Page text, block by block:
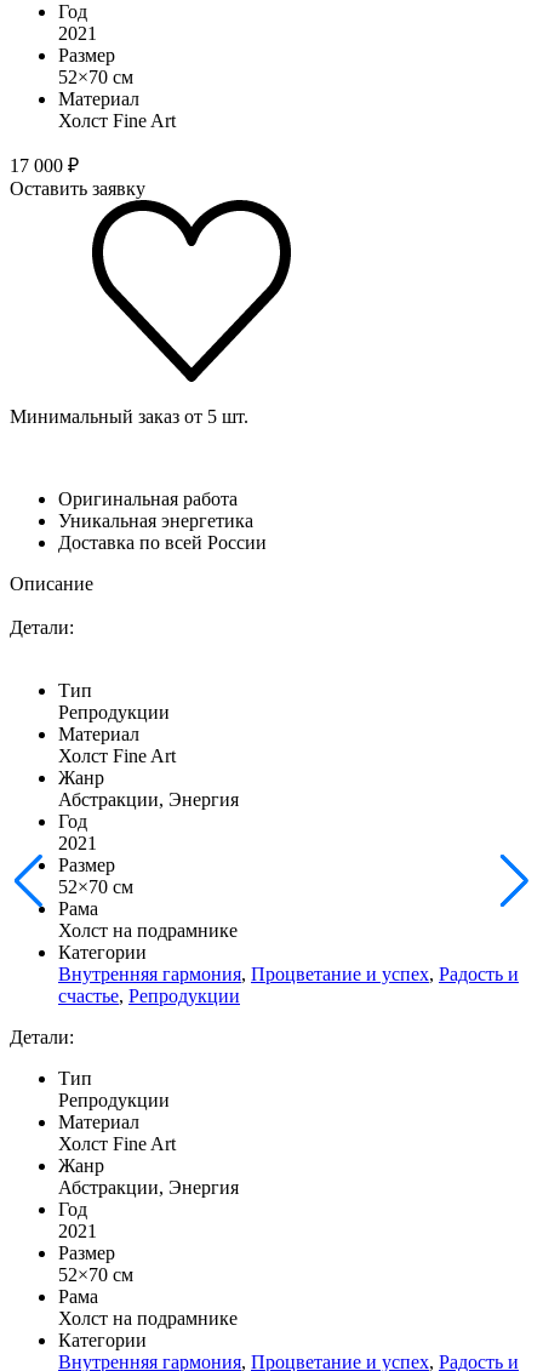
Год
2021
Размер
52×70 см
Материал
Холст Fine Art
17 000 ₽
Оставить заявку
Минимальный заказ от 5 шт.
Оригинальная работа
Уникальная энергетика
Доставка по всей России
Описание
Детали:
Тип
Репродукции
Материал
Холст Fine Art
Жанр
Абстракции, Энергия
Год
2021
Размер
52×70 см
Рама
Холст на подрамнике
Категории
Внутренняя гармония, Процветание и успех, Радость и
счастье, Репродукции
Детали:
Тип
Репродукции
Материал
Холст Fine Art
Жанр
Абстракции, Энергия
Год
2021
Размер
52×70 см
Рама
Холст на подрамнике
Категории
Внутренняя гармония, Процветание и успех, Радость и